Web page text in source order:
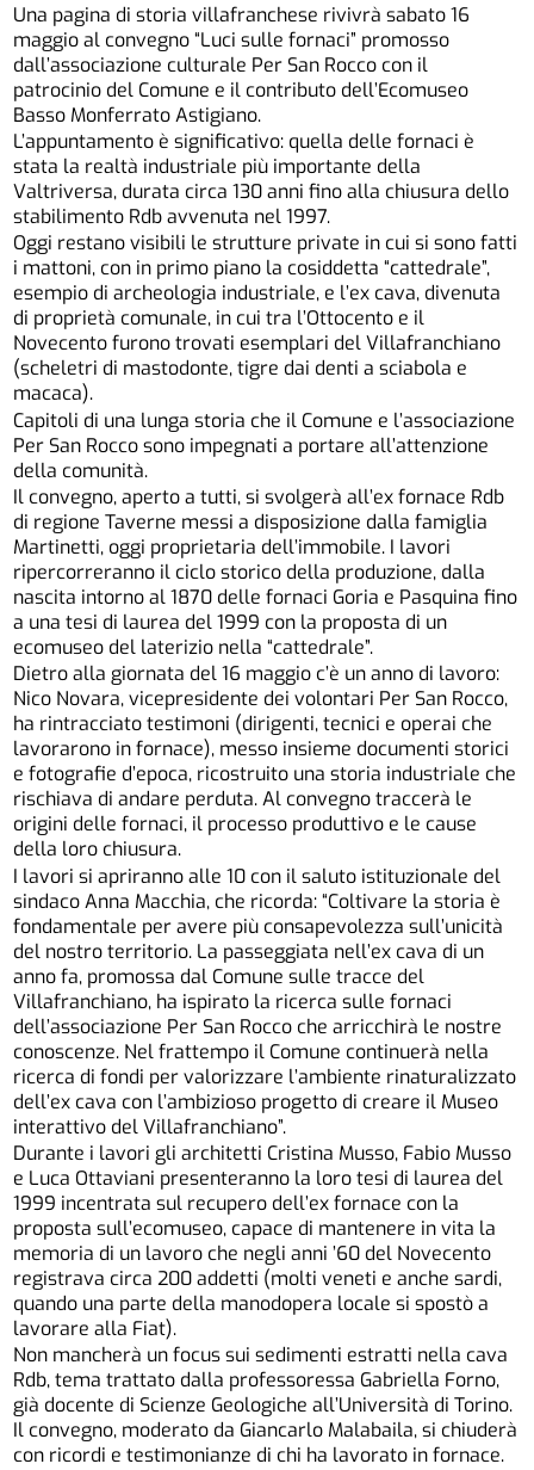
Una pagina di storia villafranchese rivivrà sabato 16
maggio al convegno “Luci sulle fornaci” promosso
dall’associazione culturale Per San Rocco con il
patrocinio del Comune e il contributo dell’Ecomuseo
Basso Monferrato Astigiano.
L’appuntamento è significativo: quella delle fornaci è
stata la realtà industriale più importante della
Valtriversa, durata circa 130 anni fino alla chiusura dello
stabilimento Rdb avvenuta nel 1997.
Oggi restano visibili le strutture private in cui si sono fatti
i mattoni, con in primo piano la cosiddetta “cattedrale”,
esempio di archeologia industriale, e l’ex cava, divenuta
di proprietà comunale, in cui tra l’Ottocento e il
Novecento furono trovati esemplari del Villafranchiano
(scheletri di mastodonte, tigre dai denti a sciabola e
macaca).
Capitoli di una lunga storia che il Comune e l’associazione
Per San Rocco sono impegnati a portare all’attenzione
della comunità.
Il convegno, aperto a tutti, si svolgerà all’ex fornace Rdb
di regione Taverne messi a disposizione dalla famiglia
Martinetti, oggi proprietaria dell’immobile. I lavori
ripercorreranno il ciclo storico della produzione, dalla
nascita intorno al 1870 delle fornaci Goria e Pasquina fino
a una tesi di laurea del 1999 con la proposta di un
ecomuseo del laterizio nella “cattedrale”.
Dietro alla giornata del 16 maggio c’è un anno di lavoro:
Nico Novara, vicepresidente dei volontari Per San Rocco,
ha rintracciato testimoni (dirigenti, tecnici e operai che
lavorarono in fornace), messo insieme documenti storici
e fotografie d’epoca, ricostruito una storia industriale che
rischiava di andare perduta. Al convegno traccerà le
origini delle fornaci, il processo produttivo e le cause
della loro chiusura.
I lavori si apriranno alle 10 con il saluto istituzionale del
sindaco Anna Macchia, che ricorda: “Coltivare la storia è
fondamentale per avere più consapevolezza sull’unicità
del nostro territorio. La passeggiata nell’ex cava di un
anno fa, promossa dal Comune sulle tracce del
Villafranchiano, ha ispirato la ricerca sulle fornaci
dell’associazione Per San Rocco che arricchirà le nostre
conoscenze. Nel frattempo il Comune continuerà nella
ricerca di fondi per valorizzare l’ambiente rinaturalizzato
dell’ex cava con l’ambizioso progetto di creare il Museo
interattivo del Villafranchiano”.
Durante i lavori gli architetti Cristina Musso, Fabio Musso
e Luca Ottaviani presenteranno la loro tesi di laurea del
1999 incentrata sul recupero dell’ex fornace con la
proposta sull’ecomuseo, capace di mantenere in vita la
memoria di un lavoro che negli anni ’60 del Novecento
registrava circa 200 addetti (molti veneti e anche sardi,
quando una parte della manodopera locale si spostò a
lavorare alla Fiat).
Non mancherà un focus sui sedimenti estratti nella cava
Rdb, tema trattato dalla professoressa Gabriella Forno,
già docente di Scienze Geologiche all’Università di Torino.
Il convegno, moderato da Giancarlo Malabaila, si chiuderà
con ricordi e testimonianze di chi ha lavorato in fornace.